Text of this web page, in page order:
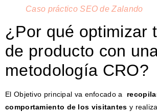
Caso práctico SEO de Zalando
¿Por qué optimizar
de producto con
metodología CRO?
El Objetivo principal va enfocado a
comportamiento de los visitantes y